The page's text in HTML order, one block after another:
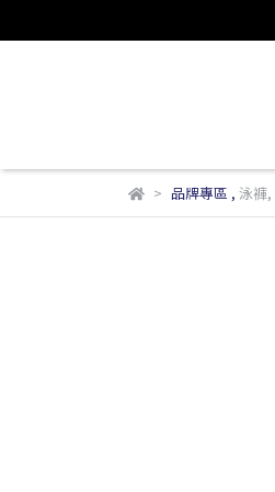
品牌專區 , 泳褲,